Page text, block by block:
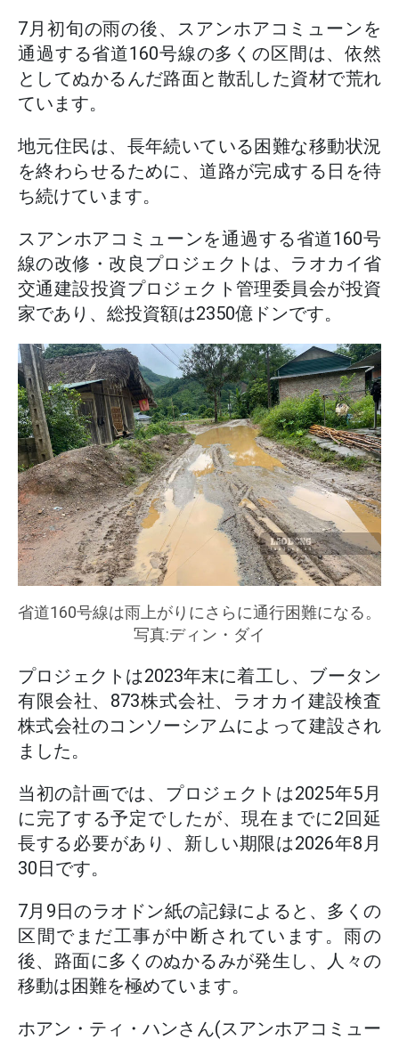
7月初旬の雨の後、スアンホアコミューンを
通過する省道160号線の多くの区間は、依然
としてぬかるんだ路面と散乱した資材で荒れ
ています。
地元住民は、長年続いている困難な移動状況
を終わらせるために、道路が完成する日を待
ち続けています。
スアンホアコミューンを通過する省道160号
線の改修・改良プロジェクトは、ラオカイ省
交通建設投資プロジェクト管理委員会が投資
家であり、総投資額は2350億ドンです。
省道160号線は雨上がりにさらに通行困難になる。
写真:ディン・ダイ
プロジェクトは2023年末に着工し、ブータン
有限会社、873株式会社、ラオカイ建設検査
株式会社のコンソーシアムによって建設され
ました。
当初の計画では、プロジェクトは2025年5月
に完了する予定でしたが、現在までに2回延
長する必要があり、新しい期限は2026年8月
30日です。
7月9日のラオドン紙の記録によると、多くの
区間でまだ工事が中断されています。雨の
後、路面に多くのぬかるみが発生し、人々の
移動は困難を極めています。
ホアン・ティ・ハンさん(スアンホアコミュー